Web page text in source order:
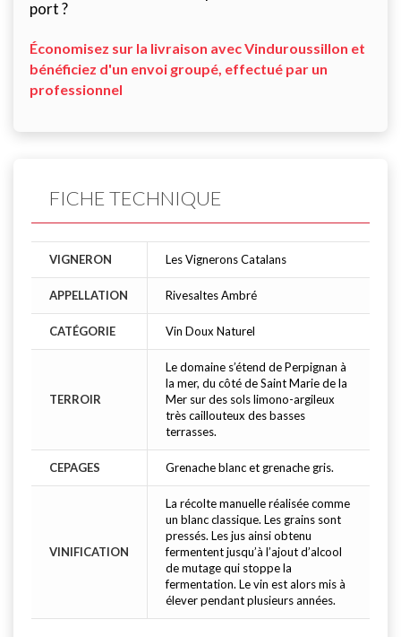
port ?
Économisez sur la livraison avec Vinduroussillon et
bénéficiez d'un envoi groupé, effectué par un
professionnel
FICHE TECHNIQUE
VIGNERON Les Vignerons Catalans
APPELLATION Rivesaltes Ambré
CATÉGORIE Vin Doux Naturel
TERROIR
Le domaine s’étend de Perpignan à
la mer, du côté de Saint Marie de la
Mer sur des sols limono-argileux
très caillouteux des basses
terrasses.
CEPAGES Grenache blanc et grenache gris.
VINIFICATION
La récolte manuelle réalisée comme
un blanc classique. Les grains sont
pressés. Les jus ainsi obtenu
fermentent jusqu’à l’ajout d’alcool
de mutage qui stoppe la
fermentation. Le vin est alors mis à
élever pendant plusieurs années.